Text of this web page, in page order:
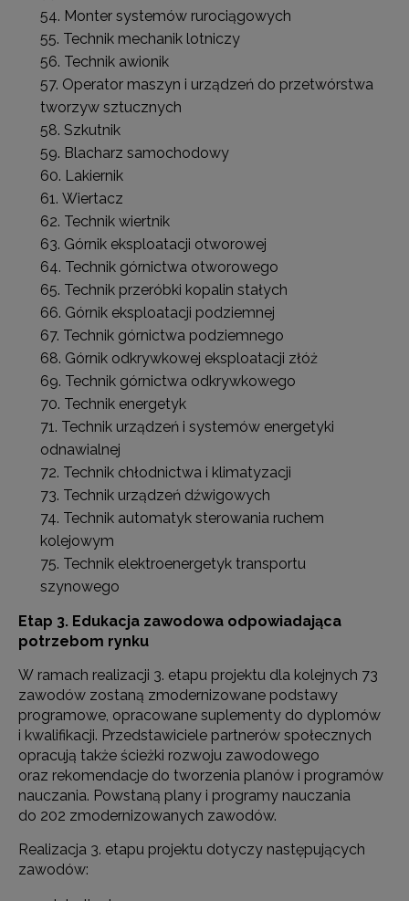
Monter systemów rurociągowych
Technik mechanik lotniczy
Technik awionik
Operator maszyn i urządzeń do przetwórstwa
tworzyw sztucznych
Szkutnik
Blacharz samochodowy
Lakiernik
Wiertacz
Technik wiertnik
Górnik eksploatacji otworowej
Technik górnictwa otworowego
Technik przeróbki kopalin stałych
Górnik eksploatacji podziemnej
Technik górnictwa podziemnego
Górnik odkrywkowej eksploatacji złóż
Technik górnictwa odkrywkowego
Technik energetyk
Technik urządzeń i systemów energetyki
odnawialnej
Technik chłodnictwa i klimatyzacji
Technik urządzeń dźwigowych
Technik automatyk sterowania ruchem
kolejowym
Technik elektroenergetyk transportu
szynowego
Etap 3. Edukacja zawodowa odpowiadająca
potrzebom rynku
W ramach realizacji 3. etapu projektu dla kolejnych 73
zawodów zostaną zmodernizowane podstawy
programowe, opracowane suplementy do dyplomów
i kwalifikacji. Przedstawiciele partnerów społecznych
opracują także ścieżki rozwoju zawodowego
oraz rekomendacje do tworzenia planów i programów
nauczania. Powstaną plany i programy nauczania
do 202 zmodernizowanych zawodów.
Realizacja 3. etapu projektu dotyczy następujących
zawodów: